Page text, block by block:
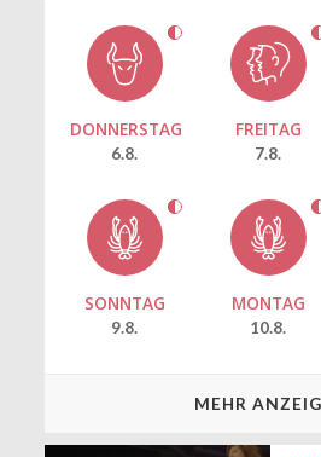
DONNERSTAG
6.8.
FREITAG
7.8.
SONNTAG
9.8.
MONTAG
10.8.
MEHR